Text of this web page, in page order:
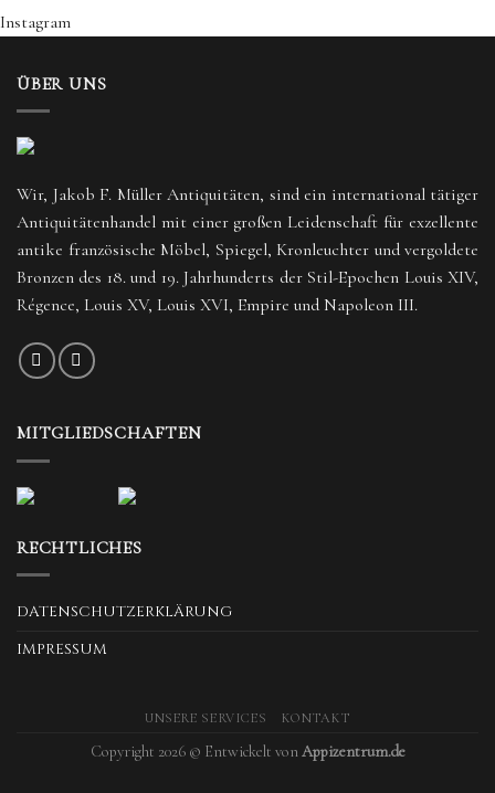
Instagram
ÜBER UNS
Wir, Jakob F. Müller Antiquitäten, sind ein international tätiger
Antiquitätenhandel mit einer großen Leidenschaft für exzellente
antike französische Möbel, Spiegel, Kronleuchter und vergoldete
Bronzen des 18. und 19. Jahrhunderts der Stil-Epochen Louis XIV,
Régence, Louis XV, Louis XVI, Empire und Napoleon III.
MITGLIEDSCHAFTEN
RECHTLICHES
DATENSCHUTZERKLÄRUNG
IMPRESSUM
UNSERE SERVICES KONTAKT
Copyright 2026 © Entwickelt vonAppizentrum.de